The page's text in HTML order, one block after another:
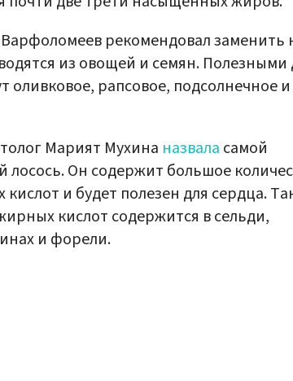
рекомендовал заменить
из овощей и семян. Полезными
оливковое, рапсовое, подсолнечное и
Марият Мухина назвала самой
лосось. Он содержит большое
и будет полезен для сердца.
кислот содержится в сельди,
и форели.